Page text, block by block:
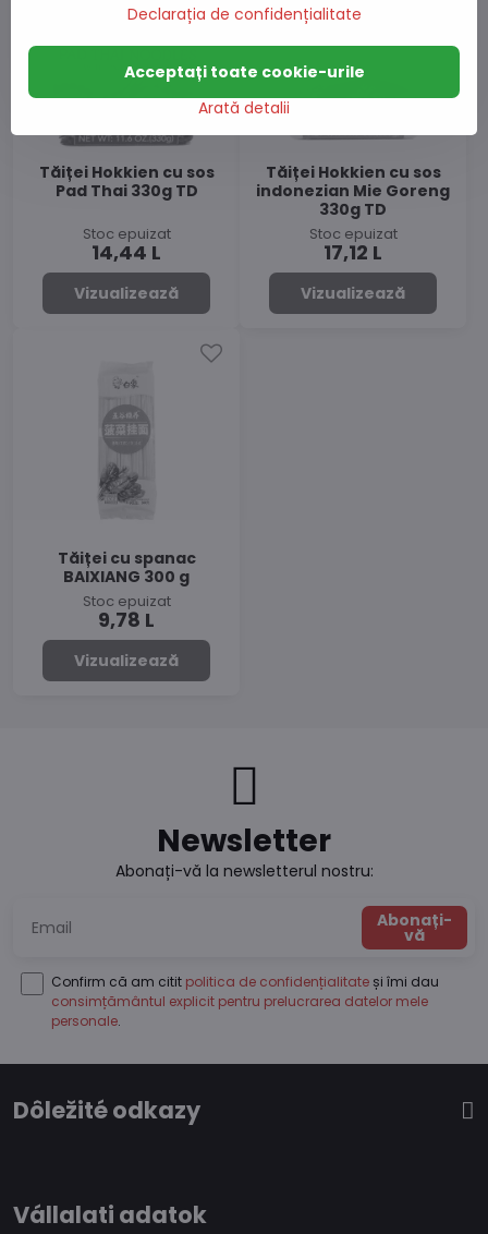
Tăiței Hokkien cu sos
Pad Thai 330g TD
Stoc epuizat
14,44 L
Vizualizează
Tăiței Hokkien cu sos
indonezian Mie Goreng
330g TD
Stoc epuizat
17,12 L
Vizualizează
Tăiței cu spanac
BAIXIANG 300 g
Stoc epuizat
9,78 L
Vizualizează
Newsletter
Abonați-vă la newsletterul nostru:
Abonați-
vă
Confirm că am citit politica de confidențialitate și îmi dau
consimțământul explicit pentru prelucrarea datelor mele
personale.
Dôležité odkazy
Vállalati adatok
Declarația de confidențialitate
Arată detalii
Acceptați toate cookie-urile